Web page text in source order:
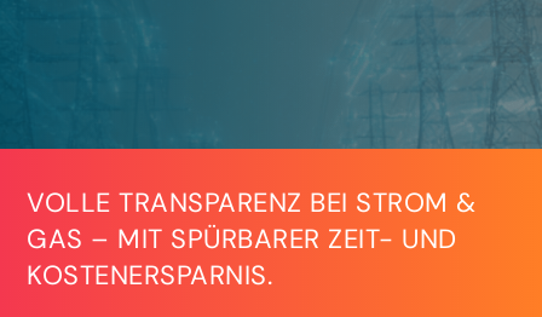
VOLLE TRANSPARENZ BEI STROM &
GAS – MIT SPÜRBARER ZEIT- UND
KOSTENERSPARNIS.